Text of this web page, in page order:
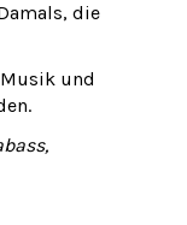
die
und